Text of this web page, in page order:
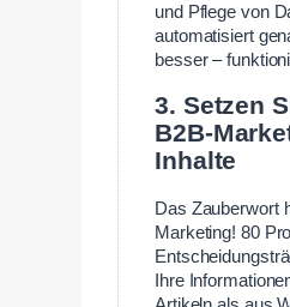
und Pflege von
automatisiert
besser –
3. Setzen
B2B-
Inhalte
Das Zauberwort
Marketing! 80
Ihre